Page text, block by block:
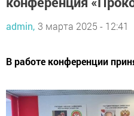
admin, 3 марта 2025 - 12:41
В работе конференции